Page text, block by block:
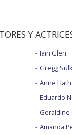
Y
Iain Glen
Gregg
Anne
Eduardo
Geraldine
Amanda